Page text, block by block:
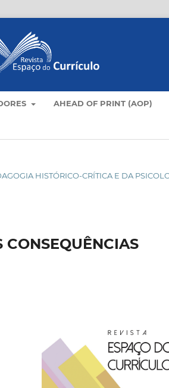
AHEAD OF PRINT (AOP)
HISTÓRICO-CRÍTICA E DA